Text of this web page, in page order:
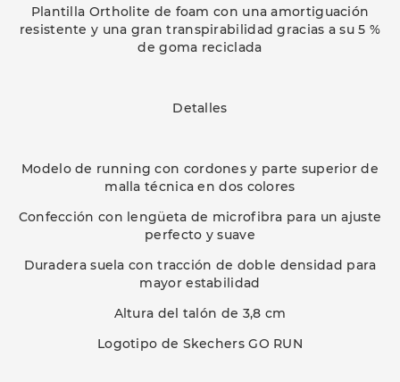
Plantilla Ortholite de foam con una amortiguación
resistente y una gran transpirabilidad gracias a su 5 %
de goma reciclada
Detalles
Modelo de running con cordones y parte superior de
malla técnica en dos colores
Confección con lengüeta de microfibra para un ajuste
perfecto y suave
Duradera suela con tracción de doble densidad para
mayor estabilidad
Altura del talón de 3,8 cm
Logotipo de Skechers GO RUN